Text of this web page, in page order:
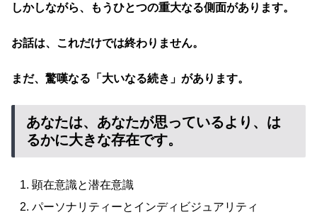
しかしながら、もうひとつの重大なる側面があります。
お話は、これだけでは終わりません。
まだ、驚嘆なる「大いなる続き」があります。
あなたは、あなたが思っているより、は
るかに大きな存在です。
顕在意識と潜在意識
パーソナリティーとインディビジュアリティ